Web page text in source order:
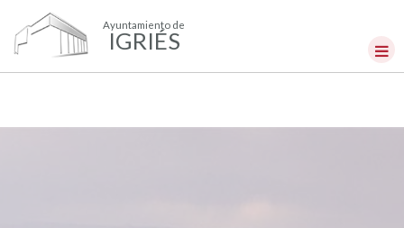
Ayuntamiento de
IGRIÉS